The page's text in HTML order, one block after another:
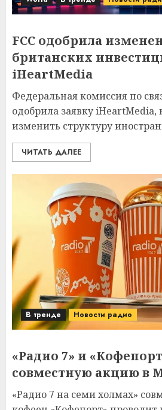
FCC одобрила
британских
iHeartMedia
Федеральная комиссия по
одобрила заявку iHeartMedia,
изменить структуру
ЧИТАТЬ ДАЛЕЕ
В тренде Новости радио
«Радио 7» и
совместную акцию в
«Радио 7 на семи холмах»